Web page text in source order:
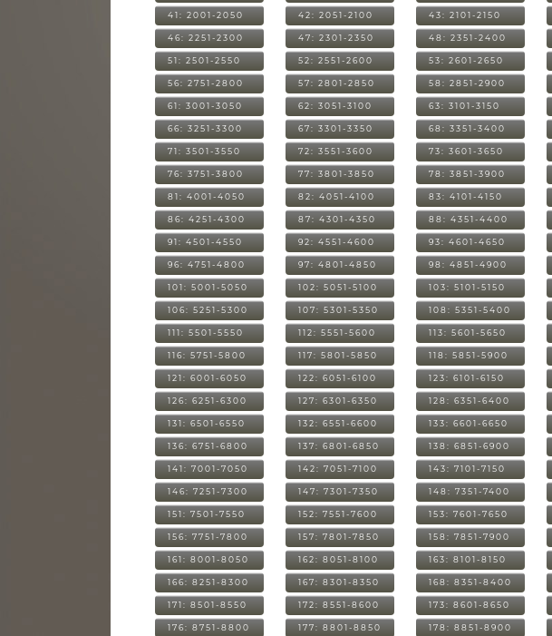
41: 2001-2050 42: 2051-2100 43: 2101-2150
46: 2251-2300 47: 2301-2350 48: 2351-2400
51: 2501-2550 52: 2551-2600 53: 2601-2650
56: 2751-2800 57: 2801-2850 58: 2851-2900
61: 3001-3050 62: 3051-3100 63: 3101-3150
66: 3251-3300 67: 3301-3350 68: 3351-3400
71: 3501-3550 72: 3551-3600 73: 3601-3650
76: 3751-3800 77: 3801-3850 78: 3851-3900
81: 4001-4050 82: 4051-4100 83: 4101-4150
86: 4251-4300 87: 4301-4350 88: 4351-4400
91: 4501-4550 92: 4551-4600 93: 4601-4650
96: 4751-4800 97: 4801-4850 98: 4851-4900
101: 5001-5050 102: 5051-5100 103: 5101-5150
106: 5251-5300 107: 5301-5350 108: 5351-5400
111: 5501-5550 112: 5551-5600 113: 5601-5650
116: 5751-5800 117: 5801-5850 118: 5851-5900
121: 6001-6050 122: 6051-6100 123: 6101-6150
126: 6251-6300 127: 6301-6350 128: 6351-6400
131: 6501-6550 132: 6551-6600 133: 6601-6650
136: 6751-6800 137: 6801-6850 138: 6851-6900
141: 7001-7050 142: 7051-7100 143: 7101-7150
146: 7251-7300 147: 7301-7350 148: 7351-7400
151: 7501-7550 152: 7551-7600 153: 7601-7650
156: 7751-7800 157: 7801-7850 158: 7851-7900
161: 8001-8050 162: 8051-8100 163: 8101-8150
166: 8251-8300 167: 8301-8350 168: 8351-8400
171: 8501-8550 172: 8551-8600 173: 8601-8650
176: 8751-8800 177: 8801-8850 178: 8851-8900